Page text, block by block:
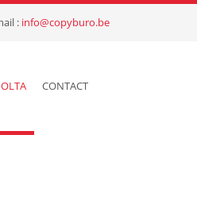
: info@copyburo.be
CONTACT